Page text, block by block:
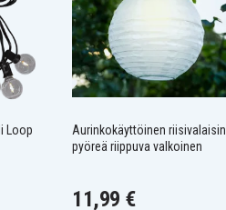
Loop
Aurinkokäyttöinen riisivalaisin
pyöreä riippuva valkoinen
11,99 €